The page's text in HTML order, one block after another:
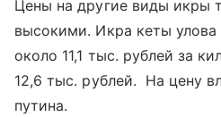
Цены на другие виды икры
высокими. Икра кеты улова
около 11,1 тыс. рублей за
12,6 тыс. рублей. На цену
путина.